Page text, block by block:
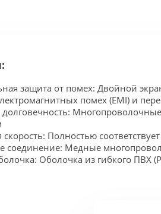
защита от помех: Двойной
помех (EMI) и
долговечность:
скорость: Полностью
соединение: Медные
Оболочка из гибкого ПВХ